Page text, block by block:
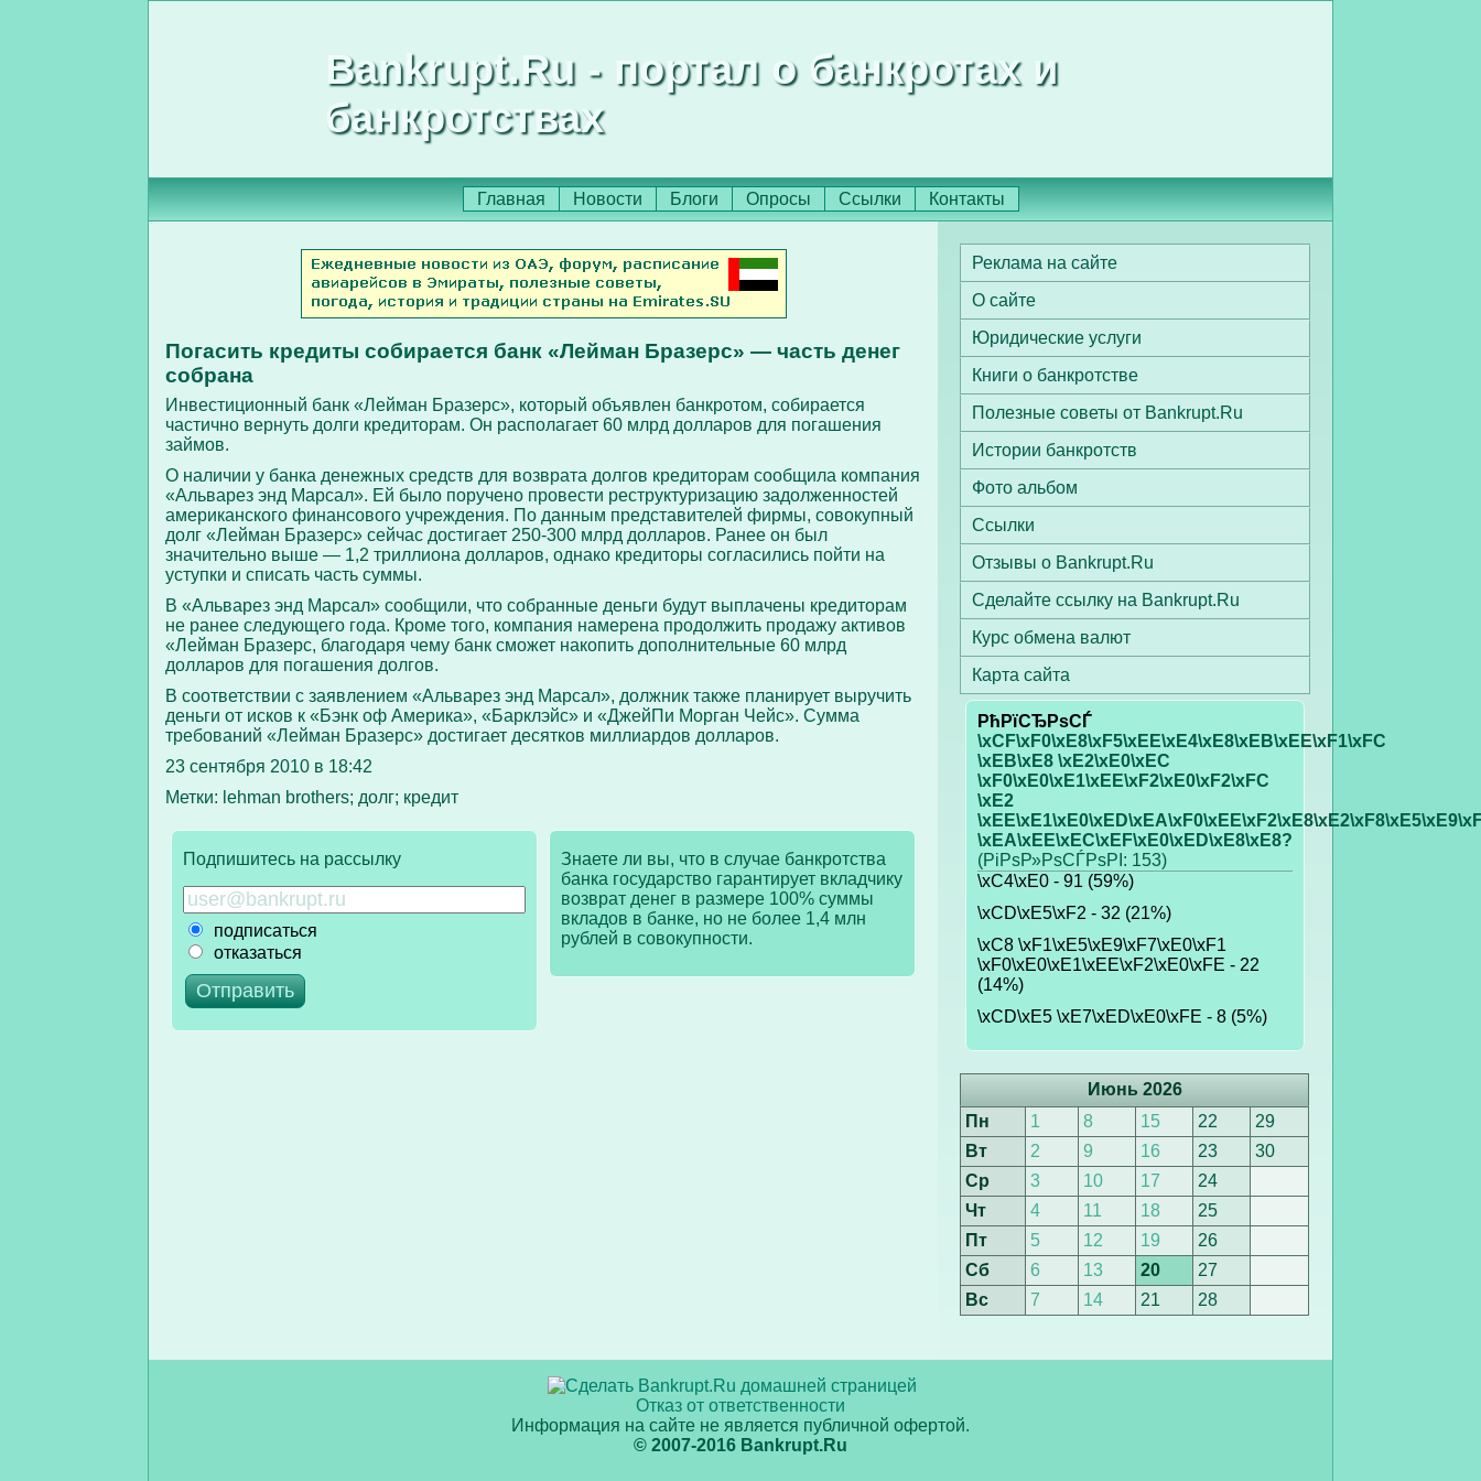
Bankrupt.Ru - портал о банкротах и
банкротствах
Главная Новости Блоги Опросы Ссылки Контакты
Погасить кредиты собирается банк «Лейман Бразерс» — часть денег
собрана
Инвестиционный банк «Лейман Бразерс», который объявлен банкротом, собирается
частично вернуть долги кредиторам. Он располагает 60 млрд долларов для погашения
займов.
О наличии у банка денежных средств для возврата долгов кредиторам сообщила компания
«Альварез энд Марсал». Ей было поручено провести реструктуризацию задолженностей
американского финансового учреждения. По данным представителей фирмы, совокупный
долг «Лейман Бразерс» сейчас достигает 250-300 млрд долларов. Ранее он был
значительно выше — 1,2 триллиона долларов, однако кредиторы согласились пойти на
уступки и списать часть суммы.
В «Альварез энд Марсал» сообщили, что собранные деньги будут выплачены кредиторам
не ранее следующего года. Кроме того, компания намерена продолжить продажу активов
«Лейман Бразерс, благодаря чему банк сможет накопить дополнительные 60 млрд
долларов для погашения долгов.
В соответствии с заявлением «Альварез энд Марсал», должник также планирует выручить
деньги от исков к «Бэнк оф Америка», «Барклэйс» и «ДжейПи Морган Чейс». Сумма
требований «Лейман Бразерс» достигает десятков миллиардов долларов.
23 сентября 2010 в 18:42
Метки: lehman brothers; долг; кредит
Подпишитесь на рассылку
подписаться
отказаться
Знаете ли вы, что в случае банкротства
банка государство гарантирует вкладчику
возврат денег в размере 100% суммы
вкладов в банке, но не более 1,4 млн
рублей в совокупности.
Реклама на сайте
О сайте
Юридические услуги
Книги о банкротстве
Полезные советы от Bankrupt.Ru
Истории банкротств
Фото альбом
Ссылки
Отзывы о Bankrupt.Ru
Сделайте ссылку на Bankrupt.Ru
Курс обмена валют
Карта сайта
РћРїСЂРѕСЃ
\xCF\xF0\xE8\xF5\xEE\xE4\xE8\xEB\xEE\xF1\xFC
\xEB\xE8 \xE2\xE0\xEC
\xF0\xE0\xE1\xEE\xF2\xE0\xF2\xFC
\xE2
\xEA\xEE\xEC\xEF\xE0\xED\xE8\xE8?
(РіРѕР»РѕСЃРѕРІ: 153)
\xC4\xE0 - 91 (59%)
\xCD\xE5\xF2 - 32 (21%)
\xC8 \xF1\xE5\xE9\xF7\xE0\xF1
\xF0\xE0\xE1\xEE\xF2\xE0\xFE - 22
(14%)
\xCD\xE5 \xE7\xED\xE0\xFE - 8 (5%)
Июнь 2026
Пн
1 8 15 22
29
Вт
2 9 16 23
30
Ср
3 10 17
24
Чт
4 11 18
25
Пт
5 12 19
26
Сб
6 13 20
27
Вс
7 14 21 28
Отказ от ответственности
Информация на сайте не является публичной офертой.
© 2007-2016 Bankrupt.Ru